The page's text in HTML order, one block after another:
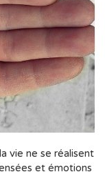
vie ne se réalisent
et émotions